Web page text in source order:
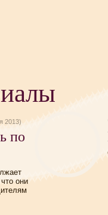
2013)
по
они